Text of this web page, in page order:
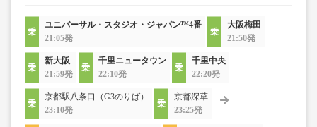
ユニバーサル・スタジオ・ジャパン™4番
21:05発
大阪梅田
21:50発
新大阪
21:59発
千里ニュータウン
22:10発
千里中央
22:20発
京都駅八条口（G3のりば）
23:10発
京都深草
23:25発